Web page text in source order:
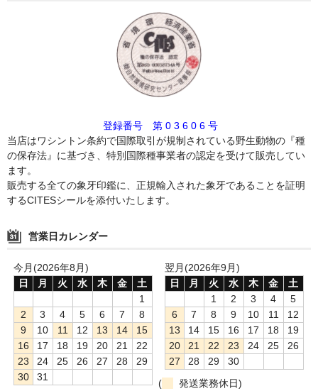
登録番号 第 0 3 6 0 6 号
当店はワシントン条約で国際取引が規制されている野生動物の『種
の保存法』に基づき、特別国際種事業者の認定を受けて販売してい
ます。
販売する全ての象牙印鑑に、正規輸入された象牙であることを証明
するCITESシールを添付いたします。
営業日カレンダー
今月(2026年8月)
日
月 火 水 木 金
土
1
2
3 4 5 6 7
8
9
10 11 12 13 14
15
16
17 18 19 20 21
22
23
24 25 26 27 28
29
30
31
翌月(2026年9月)
日
月 火 水 木 金
土
1
2 3 4
5
6
7 8 9 10 11
12
13
14 15 16 17 18
19
20
21 22 23 24 25
26
27
28 29
30
(
発送業務休日)